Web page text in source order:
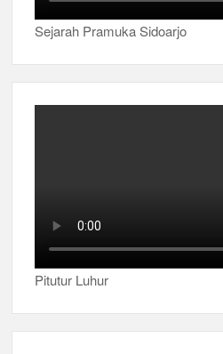
Sejarah Pramuka Sidoarjo
Pitutur Luhur